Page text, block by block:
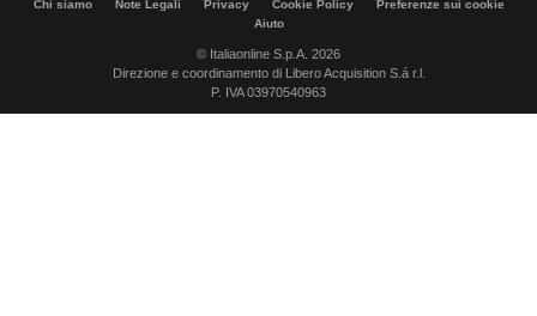
Chi siamo Note Legali Privacy Cookie Policy
Preferenze sui cookie
Aiuto
© Italiaonline S.p.A. 2026
Direzione e coordinamento di Libero Acquisition S.á r.l.
P. IVA 03970540963